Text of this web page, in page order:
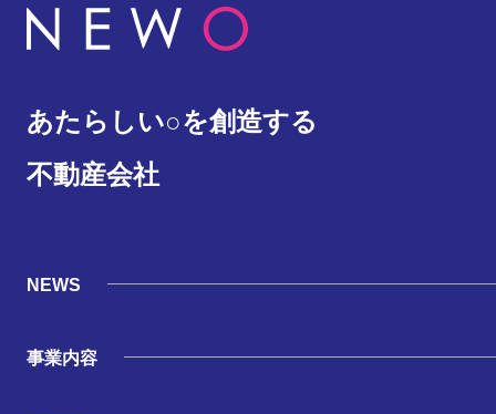
あたらしい○を創造する
不動産会社
NEWS
事業内容